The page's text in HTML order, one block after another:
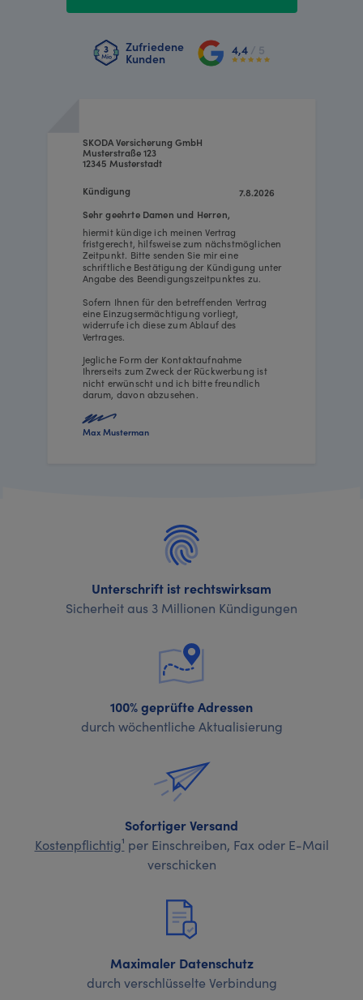
Zufriedene
Kunden
4,4 / 5
7.8.2026
SKODA Versicherung GmbH
Musterstraße 123
12345 Musterstadt
hiermit kündige ich meinen Vertrag
fristgerecht, hilfsweise zum nächstmöglichen
Zeitpunkt. Bitte senden Sie mir eine
schriftliche Bestätigung der Kündigung unter
Angabe des Beendigungszeitpunktes zu.
Sofern Ihnen für den betreffenden Vertrag
eine Einzugsermächtigung vorliegt,
widerrufe ich diese zum Ablauf des
Vertrages.
Jegliche Form der Kontaktaufnahme
Ihrerseits zum Zweck der Rückwerbung ist
nicht erwünscht und ich bitte freundlich
darum, davon abzusehen.
Sehr geehrte Damen und Herren,
Kündigung
Max Musterman
Unterschrift ist rechtswirksam
Sicherheit aus 3 Millionen Kündigungen
100% geprüfte Adressen
durch wöchentliche Aktualisierung
Sofortiger Versand
Kostenpflichtig¹ per Einschreiben, Fax oder E-Mail
verschicken
Maximaler Datenschutz
durch verschlüsselte Verbindung